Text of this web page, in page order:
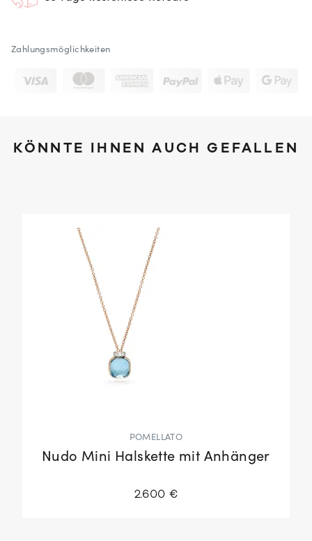
Zahlungsmöglichkeiten
KÖNNTE IHNEN AUCH GEFALLEN
POMELLATO
Nudo Mini Halskette mit Anhänger
2.600 €